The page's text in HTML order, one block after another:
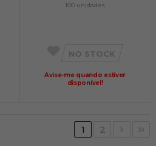
100 unidades
NO STOCK
Avise-me quando estiver
disponível!
1 2